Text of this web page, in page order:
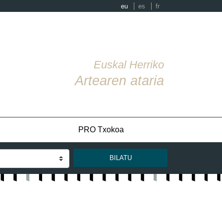
eu es fr
Euskal Herriko
Artearen ataria
PRO Txokoa
BILATU